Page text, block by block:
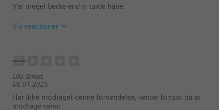
Dejligt at høre, at muleposen lever op til dine
forventninger.
Var meget bedre end vi turde håbe.
Vis reaktioner
Mange tak for dine 5 stjerner og vurdering, glad for at
du er tilfreds med din mulepose.
Ulla Smed,
06.01.2025
Har ikke modtaget denne forsendelse, venter fortsat på at
modtage varen